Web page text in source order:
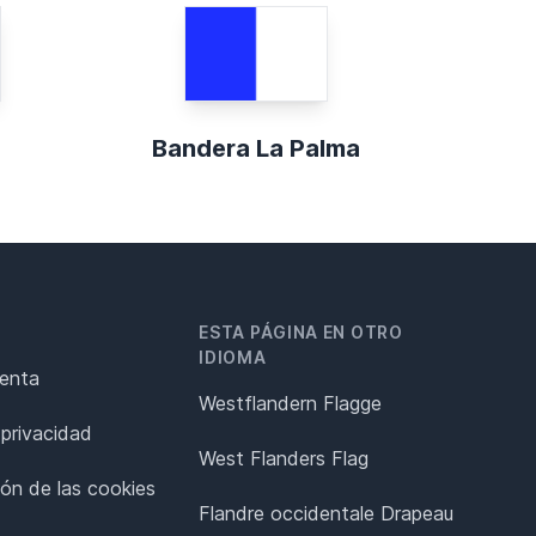
Bandera La Palma
de las cookies
ESTA PÁGINA EN OTRO
IDIOMA
Westflandern Flagge
West Flanders Flag
Flandre occidentale Drapeau